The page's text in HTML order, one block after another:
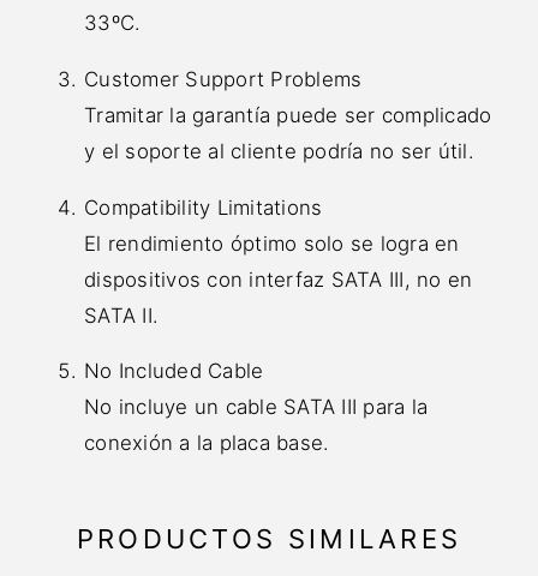
33ºC.
Customer Support Problems
Tramitar la garantía puede ser complicado
y el soporte al cliente podría no ser útil.
Compatibility Limitations
El rendimiento óptimo solo se logra en
dispositivos con interfaz SATA III, no en
SATA II.
No Included Cable
No incluye un cable SATA III para la
conexión a la placa base.
PRODUCTOS SIMILARES